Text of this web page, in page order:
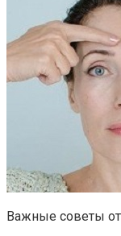
Важные советы